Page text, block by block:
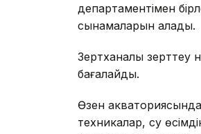
департаментімен
сынамаларын алады.
Зертханалық зерттеу
бағалайды.
Өзен
техникалар, су